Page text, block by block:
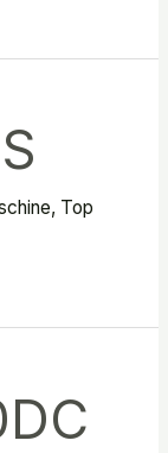
, Top